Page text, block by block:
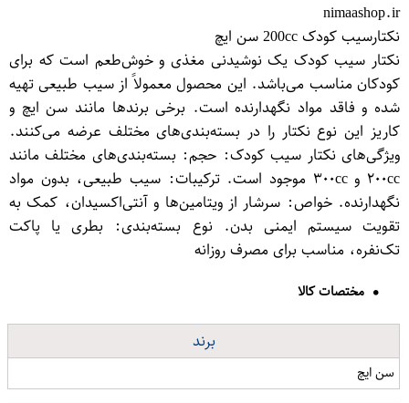
nimaashop.ir
نکتارسیب کودک 200cc سن ایچ
نکتار سیب کودک یک نوشیدنی مغذی و خوش‌طعم است که برای
کودکان مناسب می‌باشد. این محصول معمولاً از سیب طبیعی تهیه
شده و فاقد مواد نگهدارنده است. برخی برندها مانند سن ایچ و
کاریز این نوع نکتار را در بسته‌بندی‌های مختلف عرضه می‌کنند.
ویژگی‌های نکتار سیب کودک: حجم: بسته‌بندی‌های مختلف مانند
۲۰۰cc و ۳۰۰cc موجود است. ترکیبات: سیب طبیعی، بدون مواد
نگهدارنده. خواص: سرشار از ویتامین‌ها و آنتی‌اکسیدان، کمک به
تقویت سیستم ایمنی بدن. نوع بسته‌بندی: بطری یا پاکت
تک‌نفره، مناسب برای مصرف روزانه
مختصات کالا
برند
سن ایچ